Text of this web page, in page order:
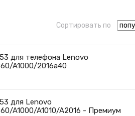
Сортировать по
для телефона Lenovo
A1000/2016a40
для Lenovo
A1000/A1010/A2016 - Премиум